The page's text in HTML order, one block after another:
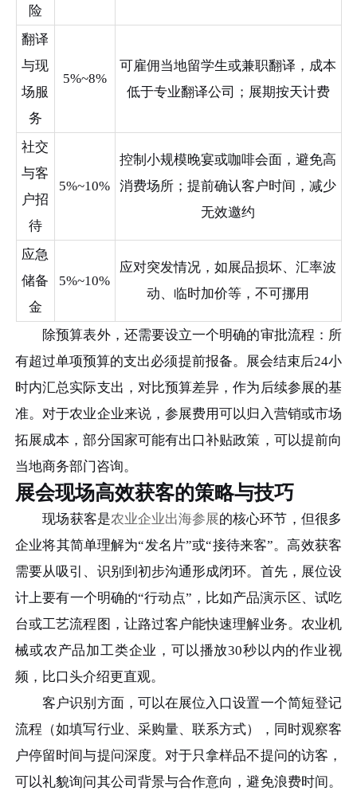
险
翻译
与现
场服
务
5%~8%
可雇佣当地留学生或兼职翻译，成本
低于专业翻译公司；展期按天计费
社交
与客
户招
待
5%~10%
控制小规模晚宴或咖啡会面，避免高
消费场所；提前确认客户时间，减少
无效邀约
应急
储备
金
5%~10%
应对突发情况，如展品损坏、汇率波
动、临时加价等，不可挪用
除预算表外，还需要设立一个明确的审批流程：所
有超过单项预算的支出必须提前报备。展会结束后24小
时内汇总实际支出，对比预算差异，作为后续参展的基
准。对于农业企业来说，参展费用可以归入营销或市场
拓展成本，部分国家可能有出口补贴政策，可以提前向
当地商务部门咨询。
展会现场高效获客的策略与技巧
现场获客是农业企业出海参展的核心环节，但很多
企业将其简单理解为“发名片”或“接待来客”。高效获客
需要从吸引、识别到初步沟通形成闭环。首先，展位设
计上要有一个明确的“行动点”，比如产品演示区、试吃
台或工艺流程图，让路过客户能快速理解业务。农业机
械或农产品加工类企业，可以播放30秒以内的作业视
频，比口头介绍更直观。
客户识别方面，可以在展位入口设置一个简短登记
流程（如填写行业、采购量、联系方式），同时观察客
户停留时间与提问深度。对于只拿样品不提问的访客，
可以礼貌询问其公司背景与合作意向，避免浪费时间。